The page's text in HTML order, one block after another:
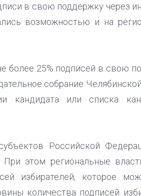
в свою поддержку через
возможностью и на
более 25% подписей в свою
собрание
кандидата или списка
Российской
При этом региональные
избирателей, которое
количества подписей